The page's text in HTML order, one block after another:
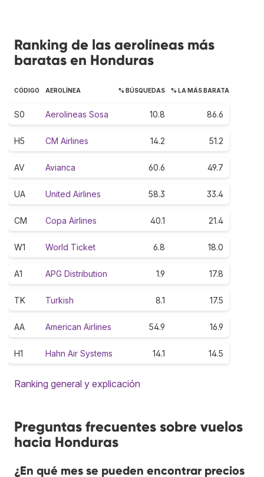
Ranking de las aerolíneas más
baratas en Honduras
CÓDIGO AEROLÍNEA % BÚSQUEDAS % LA MÁS BARATA
S0 Aerolineas Sosa 10.8 86.6
H5 CM Airlines 14.2 51.2
AV Avianca 60.6 49.7
UA United Airlines 58.3 33.4
CM Copa Airlines 40.1 21.4
W1 World Ticket 6.8 18.0
A1 APG Distribution 1.9 17.8
TK Turkish 8.1 17.5
AA American Airlines 54.9 16.9
H1 Hahn Air Systems 14.1 14.5
Ranking general y explicación
Preguntas frecuentes sobre vuelos
hacia Honduras
¿En qué mes se pueden encontrar precios